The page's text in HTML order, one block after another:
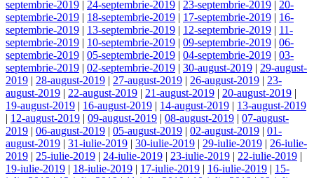
septembrie-2019 | 24-septembrie-2019 | 23-septembrie-2019 | 20-
septembrie-2019 | 18-septembrie-2019 | 17-septembrie-2019 | 16-
septembrie-2019 | 13-septembrie-2019 | 12-septembrie-2019 | 11-
septembrie-2019 | 10-septembrie-2019 | 09-septembrie-2019 | 06-
septembrie-2019 | 05-septembrie-2019 | 04-septembrie-2019 | 03-
septembrie-2019 | 02-septembrie-2019 | 30-august-2019 | 29-august-
2019 | 28-august-2019 | 27-august-2019 | 26-august-2019 | 23-
august-2019 | 22-august-2019 | 21-august-2019 | 20-august-2019 |
19-august-2019 | 16-august-2019 | 14-august-2019 | 13-august-2019
| 12-august-2019 | 09-august-2019 | 08-august-2019 | 07-august-
2019 | 06-august-2019 | 05-august-2019 | 02-august-2019 | 01-
august-2019 | 31-iulie-2019 | 30-iulie-2019 | 29-iulie-2019 | 26-iulie-
2019 | 25-iulie-2019 | 24-iulie-2019 | 23-iulie-2019 | 22-iulie-2019 |
19-iulie-2019 | 18-iulie-2019 | 17-iulie-2019 | 16-iulie-2019 | 15-